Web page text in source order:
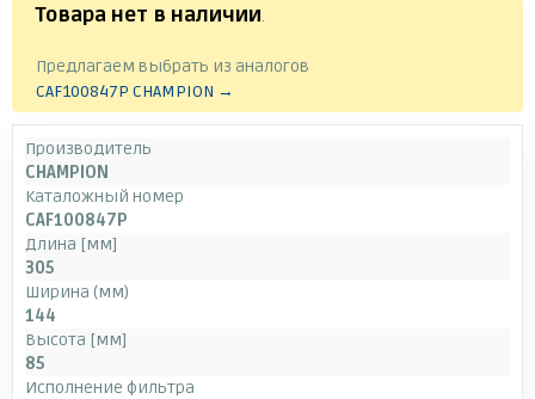
Товара нет в наличии.
Предлагаем выбрать из аналогов
CAF100847P CHAMPION →
Производитель
CHAMPION
Каталожный номер
CAF100847P
Длина [мм]
305
Ширина (мм)
144
Высота [мм]
85
Исполнение фильтра